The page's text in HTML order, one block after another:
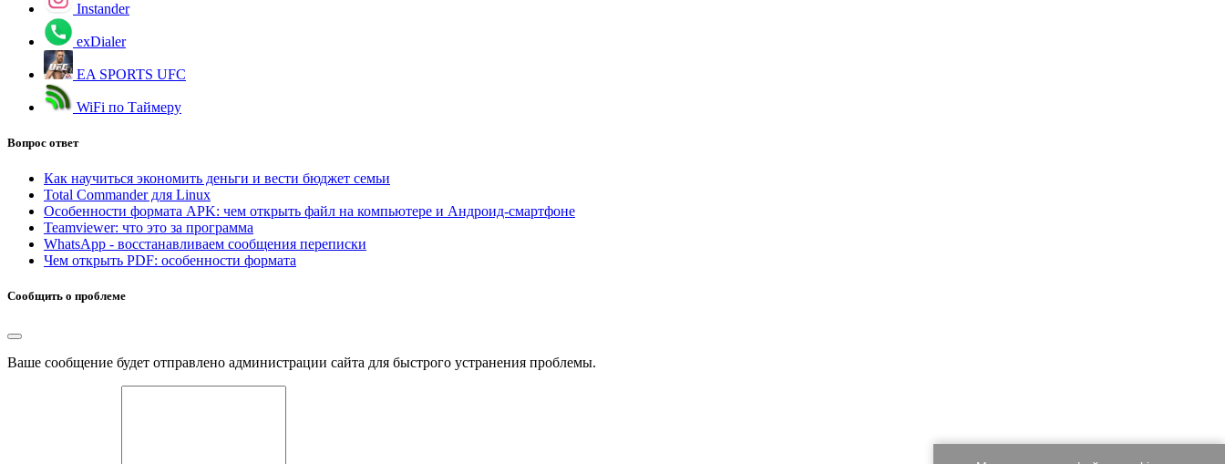
Instander
exDialer
EA SPORTS UFC
WiFi по Таймеру
Вопрос ответ
Как научиться экономить деньги и вести бюджет семьи
Total Commander для Linux
Особенности формата APK: чем открыть файл на компьютере и Андроид-смартфоне
Teamviewer: что это за программа
WhatsApp - восстанавливаем сообщения переписки
Чем открыть PDF: особенности формата
Сообщить о проблеме
Ваше сообщение будет отправлено администрации сайта для быстрого устранения проблемы.